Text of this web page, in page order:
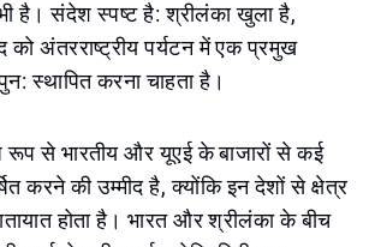
है। संदेश स्पष्ट है: श्रीलंका खुला है,
को अंतरराष्ट्रीय पर्यटन में एक प्रमुख
स्थापित करना चाहता है।
रूप से भारतीय और यूएई के बाजारों से कई
करने की उम्मीद है, क्योंकि इन देशों से क्षेत्र
होता है। भारत और श्रीलंका के बीच